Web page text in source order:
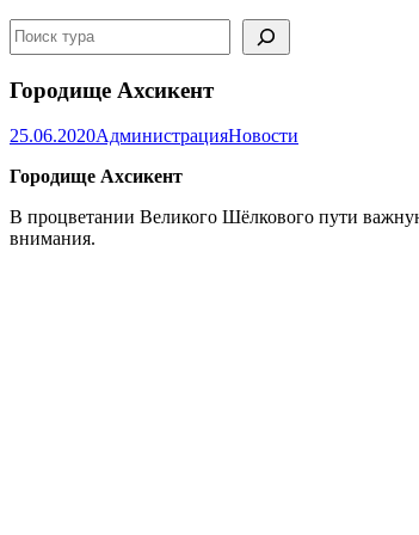
Поиск
Городище Ахсикент
25.06.2020АдминистрацияНовости
Городище Ахсикент
В процветании Великого Шёлкового пути
внимания.